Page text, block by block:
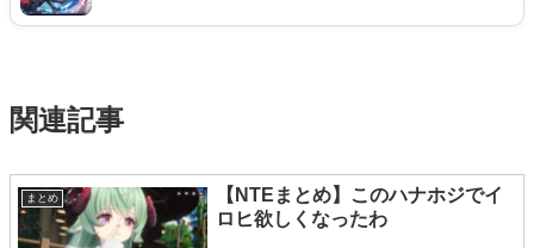
関連記事
まとめ
【NTEまとめ】このハナホジでイ
ロヒ欲しくなったわ